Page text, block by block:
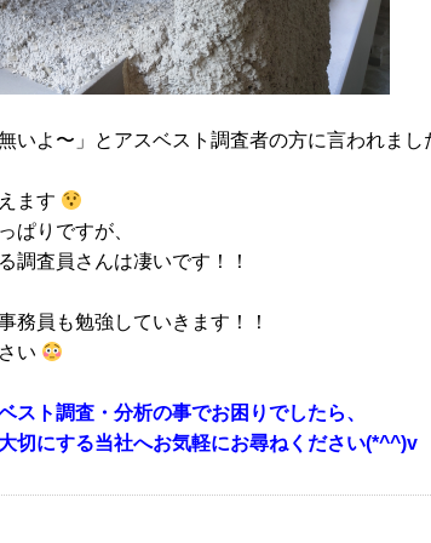
いよ〜」とアスベスト調査者の方に言われまし
ます
ぱりですが、
調査員さんは凄いです！！
務員も勉強していきます！！
い
スト調査・分析の事でお困りでしたら、
切にする当社へお気軽にお尋ねください(*^^)v